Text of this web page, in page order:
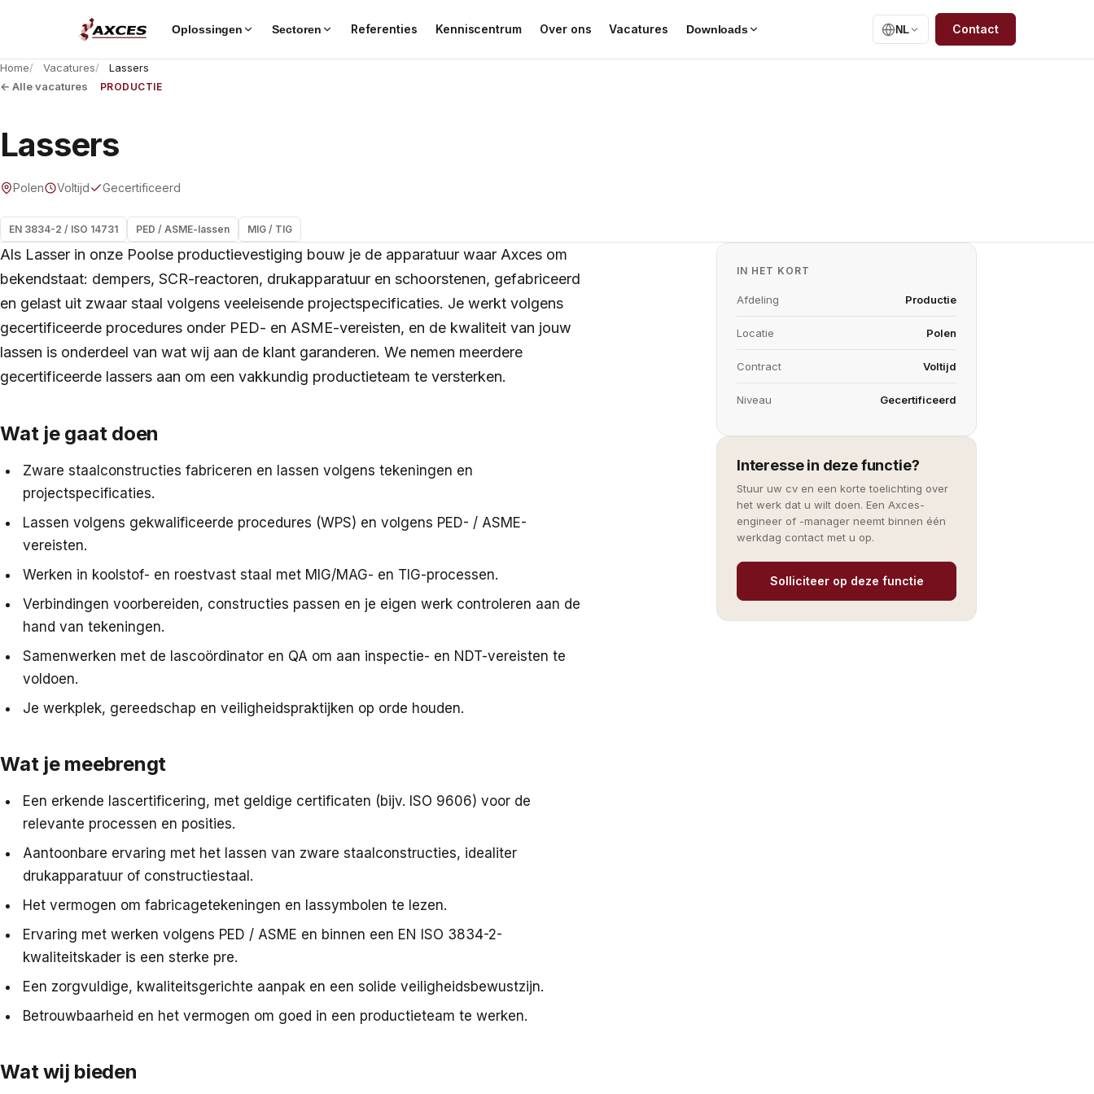
Oplossingen Sectoren Referenties Kenniscentrum Over ons Vacatures Downloads NL Contact
Home Vacatures
Lassers
← Alle vacatures
PRODUCTIE
Lassers
Polen Voltijd Gecertificeerd
EN 3834-2 / ISO 14731 PED / ASME-lassen MIG / TIG
Als Lasser in onze Poolse productievestiging bouw je de apparatuur waar Axces om
bekendstaat: dempers, SCR-reactoren, drukapparatuur en schoorstenen, gefabriceerd
en gelast uit zwaar staal volgens veeleisende projectspecificaties. Je werkt volgens
gecertificeerde procedures onder PED- en ASME-vereisten, en de kwaliteit van jouw
lassen is onderdeel van wat wij aan de klant garanderen. We nemen meerdere
gecertificeerde lassers aan om een vakkundig productieteam te versterken.
Wat je gaat doen
Zware staalconstructies fabriceren en lassen volgens tekeningen en
projectspecificaties.
Lassen volgens gekwalificeerde procedures (WPS) en volgens PED- / ASME-
vereisten.
Werken in koolstof- en roestvast staal met MIG/MAG- en TIG-processen.
Verbindingen voorbereiden, constructies passen en je eigen werk controleren aan de
hand van tekeningen.
Samenwerken met de lascoördinator en QA om aan inspectie- en NDT-vereisten te
voldoen.
Je werkplek, gereedschap en veiligheidspraktijken op orde houden.
Wat je meebrengt
Een erkende lascertificering, met geldige certificaten (bijv. ISO 9606) voor de
relevante processen en posities.
Aantoonbare ervaring met het lassen van zware staalconstructies, idealiter
drukapparatuur of constructiestaal.
Het vermogen om fabricagetekeningen en lassymbolen te lezen.
Ervaring met werken volgens PED / ASME en binnen een EN ISO 3834-2-
kwaliteitskader is een sterke pre.
Een zorgvuldige, kwaliteitsgerichte aanpak en een solide veiligheidsbewustzijn.
Betrouwbaarheid en het vermogen om goed in een productieteam te werken.
Wat wij bieden
IN HET KORT
Afdeling Productie
Locatie Polen
Contract Voltijd
Niveau Gecertificeerd
Interesse in deze functie?
Stuur uw cv en een korte toelichting over
het werk dat u wilt doen. Een Axces-
engineer of -manager neemt binnen één
werkdag contact met u op.
Solliciteer op deze functie